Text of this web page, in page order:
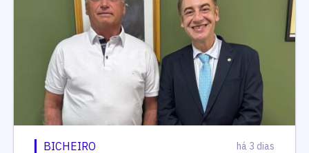
BICHEIRO há 3 dias